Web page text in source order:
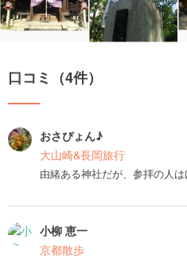
口コミ（4件）
おさぴょん♪
大山崎&長岡旅行
由緒ある神社だが、参拝の人
小柳 恵一
京都散歩